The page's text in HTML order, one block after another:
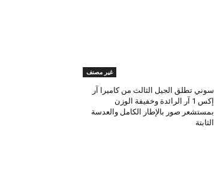
غير مصنف
سوني تطلق الجيل الثالث من كاميرا آر
إكس 1 آر الرائدة وخفيفة الوزن
بمستشعر صور بالإطار الكامل والعدسة
الثابتة